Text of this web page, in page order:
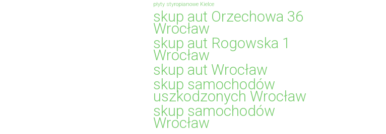
płyty styropianowe Kielce
skup aut Orzechowa 36
Wrocław
skup aut Rogowska 1
Wrocław
skup aut Wrocław
skup samochodów
uszkodzonych Wrocław
skup samochodów
Wrocław